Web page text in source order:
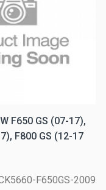
F650 GS (07-17),
F800 GS (12-17),
F650GS-2009